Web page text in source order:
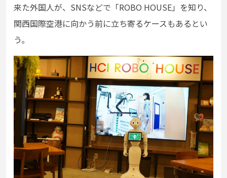
来た外国人が、SNSなどで「ROBO HOUSE」を知り、
関西国際空港に向かう前に立ち寄るケースもあるとい
う。